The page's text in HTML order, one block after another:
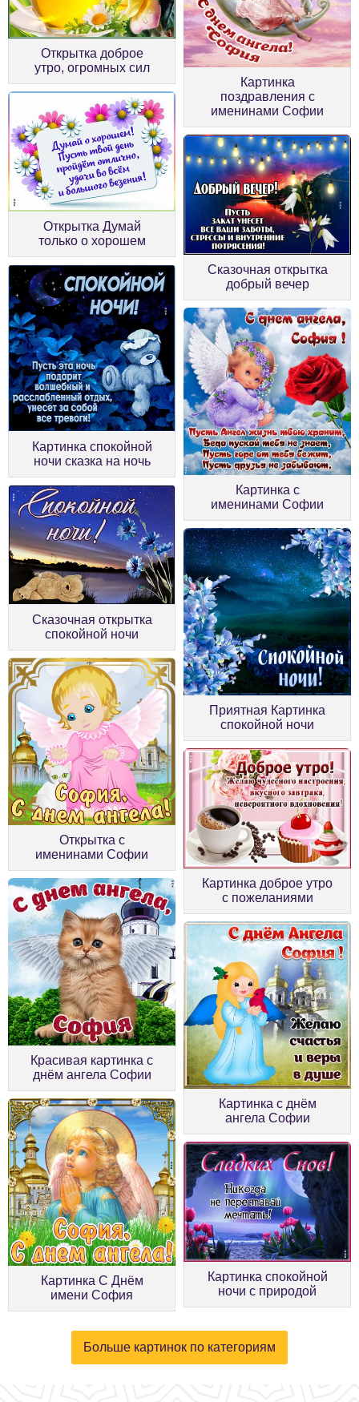
Открытка доброе
утро, огромных сил
Картинка
поздравления с
именинами Софии
Открытка Думай
только о хорошем
Сказочная открытка
добрый вечер
Картинка спокойной
ночи сказка на ночь
Картинка с
именинами Софии
Сказочная открытка
спокойной ночи
Приятная Картинка
спокойной ночи
Открытка с
именинами Софии
Картинка доброе утро
с пожеланиями
Красивая картинка с
днём ангела Софии
Картинка с днём
ангела Софии
Картинка С Днём
имени София
Картинка спокойной
ночи с природой
Больше картинок по категориям